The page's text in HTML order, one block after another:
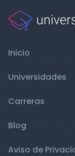
Inicio
Universidades
Carreras
Blog
Aviso de